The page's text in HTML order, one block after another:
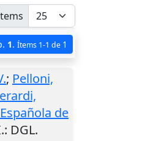
1. Ítems 1-1 de 1
; Pelloni,
de
: DGL.